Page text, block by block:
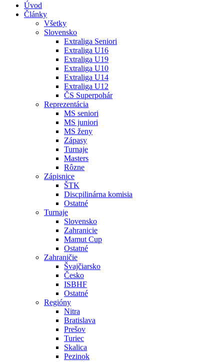
Úvod
Články
Všetky
Slovensko
Extraliga Seniori
Extraliga U16
Extraliga U19
Extraliga U10
Extraliga U14
Extraliga U12
ČS Superpohár
Reprezentácia
MS seniori
MS juniori
MS ženy
Zápasy
Turnaje
Masters
Rôzne
Zápisnice
ŠTK
Discpilinárna komisia
Ostatné
Turnaje
Slovensko
Zahranicie
Mamut Cup
Ostatné
Zahraničie
Švajčiarsko
Česko
ISBHF
Ostatné
Regióny
Nitra
Bratislava
Prešov
Turiec
Skalica
Pezinok